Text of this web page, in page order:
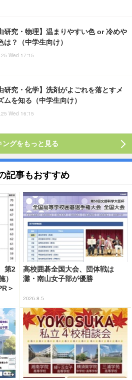
研究・物理】温まりやすい色 or 冷めや
は？（中学生向け）
Wed 17:15
研究・化学】洗剤がよごれを落とすメ
ムを知る（中学生向け）
Wed 16:15
ングをもっと見る
記事もおすすめ
第2
）
＞
高校囲碁全国大会、団体戦は
灘・南山女子部が優勝
2026.8.5